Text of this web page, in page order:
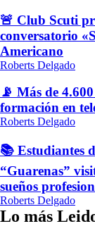
🚨 Club Scuti
conversatorio
Americano
Roberts Delgado
📡 Más de
formación en
Roberts Delgado
📚 Estudiantes
“Guarenas”
sueños
Roberts Delgado
Lo más